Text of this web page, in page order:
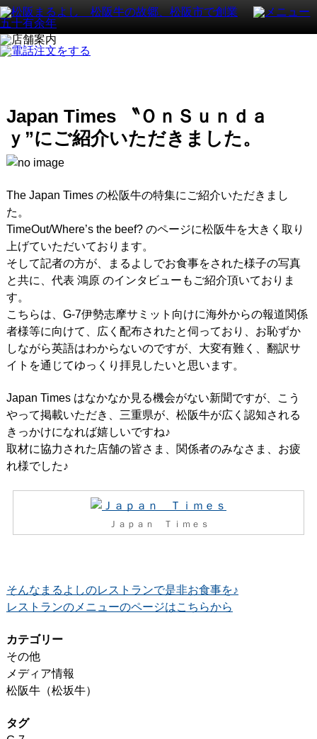
Japan Times 〝ＯｎＳｕｎｄａ
ｙ”にご紹介いただきました。
The Japan Times の松阪牛の特集にご紹介いただきまし
た。
TimeOut/Where’s the beef? のページに松阪牛を大きく取り
上げていただいております。
そして記者の方が、まるよしでお食事をされた様子の写真
と共に、代表 鴻原 のインタビューもご紹介頂いておりま
す。
こちらは、G-7伊勢志摩サミット向けに海外からの報道関係
者様等に向けて、広く配布されたと伺っており、お恥ずか
しながら英語はわからないのですが、大変有難く、翻訳サ
イトを通じてゆっくり拝見したいと思います。
Japan Times はなかなか見る機会がない新聞ですが、こう
やって掲載いただき、三重県が、松阪牛が広く認知される
きっかけになれば嬉しいですね♪
取材に協力された店舗の皆さま、関係者のみなさま、お疲
れ様でした♪
Ｊａｐａｎ Ｔｉｍｅｓ
そんなまるよしのレストランで是非お食事を♪
レストランのメニューのページはこちらから
カテゴリー
その他
メディア情報
松阪牛（松坂牛）
タグ